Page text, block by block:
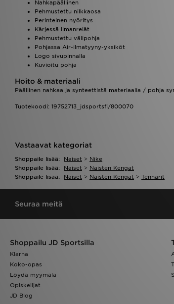
Nahkapäällinen
Pehmustettu nilkkaosa
Perinteinen nyöritys
Kärjessä ilmanreiät
Pehmustettu välipohja
Pohjassa Air-ilmatyyny-yksiköt
Logo sivupinnalla
Kuvioitu pohja
Hoito & materiaali
Päällinen nahkaa ja synteettistä materiaalia / pohja
Tuotekoodi: 19752713_jdsportsfi/800070
Vastaavat kategoriat
Shoppaile lisää: Naiset > Nike
Shoppaile lisää:
Naiset > Naisten Kengat
Shoppaile lisää:
Naiset > Naisten Kengat > Tennarit
Seuraa meitä
Shoppailu JD Sportsilla
Klarna
Koko-opas
Löydä myymälä
Opiskelijat
JD Blog